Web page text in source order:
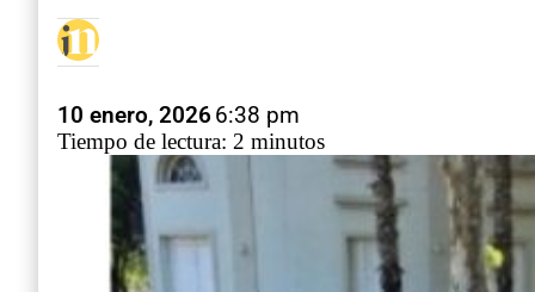
10 enero, 20266:38 pm
Tiempo de lectura: 2 minutos